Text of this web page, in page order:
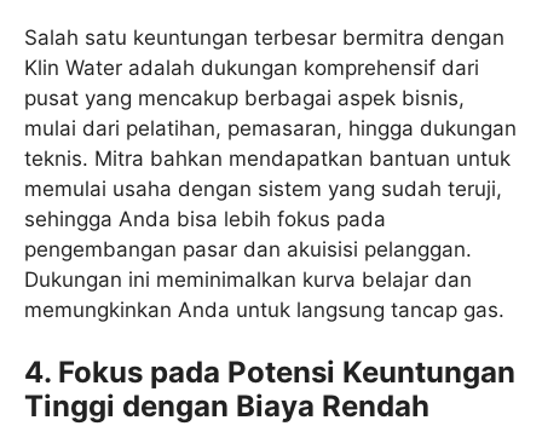
Salah satu keuntungan terbesar bermitra dengan
Klin Water adalah dukungan komprehensif dari
pusat yang mencakup berbagai aspek bisnis,
mulai dari pelatihan, pemasaran, hingga dukungan
teknis. Mitra bahkan mendapatkan bantuan untuk
memulai usaha dengan sistem yang sudah teruji,
sehingga Anda bisa lebih fokus pada
pengembangan pasar dan akuisisi pelanggan.
Dukungan ini meminimalkan kurva belajar dan
memungkinkan Anda untuk langsung tancap gas.
4. Fokus pada Potensi Keuntungan
Tinggi dengan Biaya Rendah